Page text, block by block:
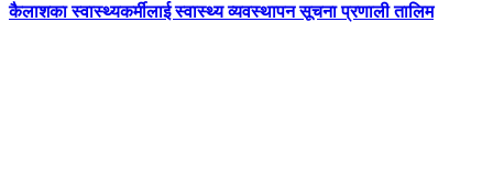
कैलाशका स्वास्थ्यकर्मीलाई स्वास्थ्य व्यवस्थापन सूचना प्रणाली तालिम